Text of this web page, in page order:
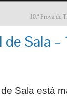
10.ª Prova de
de Sala
Sala está